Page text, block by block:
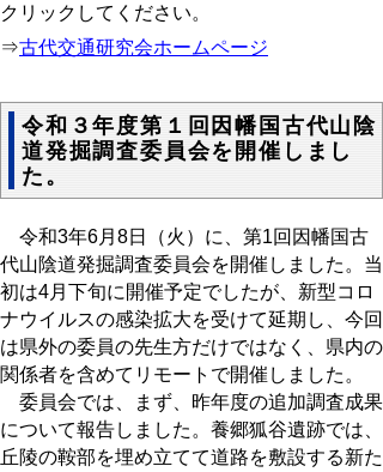
クリックしてください。
⇒古代交通研究会ホームページ
令和３年度第１回因幡国古代山陰
道発掘調査委員会を開催しまし
た。
令和3年6月8日（火）に、第1回因幡国古
代山陰道発掘調査委員会を開催しました。当
初は4月下旬に開催予定でしたが、新型コロ
ナウイルスの感染拡大を受けて延期し、今回
は県外の委員の先生方だけではなく、県内の
関係者を含めてリモートで開催しました。
委員会では、まず、昨年度の追加調査成果
について報告しました。養郷狐谷遺跡では、
丘陵の鞍部を埋め立てて道路を敷設する新た